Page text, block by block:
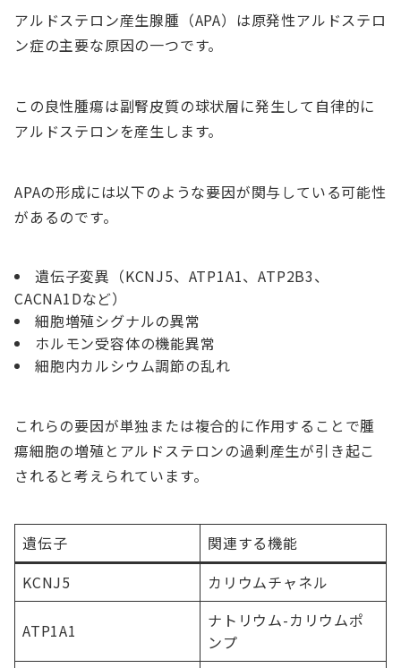
アルドステロン産生腺腫（APA）は原発性アルドステロ
ン症の主要な原因の一つです。
この良性腫瘍は副腎皮質の球状層に発生して自律的に
アルドステロンを産生します。
APAの形成には以下のような要因が関与している可能性
があるのです。
遺伝子変異（KCNJ5、ATP1A1、ATP2B3、
CACNA1Dなど）
細胞増殖シグナルの異常
ホルモン受容体の機能異常
細胞内カルシウム調節の乱れ
これらの要因が単独または複合的に作用することで腫
瘍細胞の増殖とアルドステロンの過剰産生が引き起こ
されると考えられています。
遺伝子
関連する機能
KCNJ5
カリウムチャネル
ATP1A1
ナトリウム-カリウムポ
ンプ